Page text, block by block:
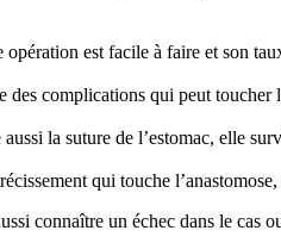
est facile à faire et son
des complications qui peut toucher
aussi la suture de l’estomac, elle
qui touche
connaître un échec dans le cas